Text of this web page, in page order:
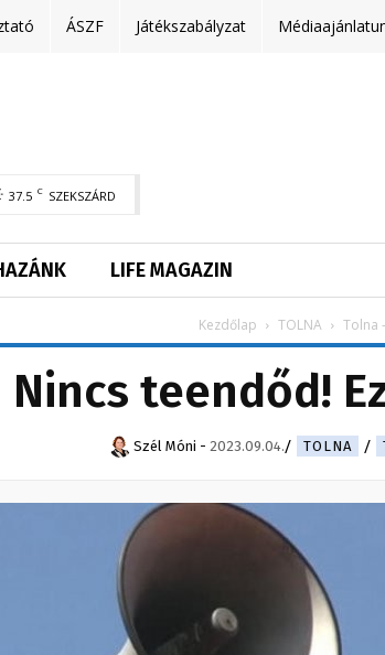
ÁSZF Játékszabályzat
37.5 C SZEKSZÁRD
LIFE MAGAZIN
Kezdőlap TOLNA Tolna
Nincs teendőd!
Szél Móni - 2023.09.04. TOLNA